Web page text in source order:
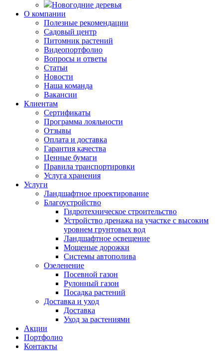
Новогодние деревья
О компании
Полезные рекомендации
Садовый центр
Питомник растений
Видеопортфолио
Вопросы и ответы
Статьи
Новости
Наша команда
Вакансии
Клиентам
Сертификаты
Программа лояльности
Отзывы
Оплата и доставка
Гарантия качества
Ценные бумаги
Правила транспортировки
Услуга хранения
Услуги
Ландшафтное проектирование
Благоустройство
Гидротехническое строительство
Устройство дренажа на участке с высоким
уровнем грунтовых вод
Ландшафтное освещение
Мощеные дорожки
Системы автополива
Озеленение
Посевной газон
Рулонный газон
Посадка растений
Доставка и уход
Доставка
Уход за растениями
Акции
Портфолио
Контакты